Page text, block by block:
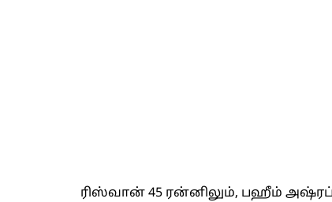
ரிஸ்வான் 45 ரன்னிலும், பஹீம் அஷ்ரப்